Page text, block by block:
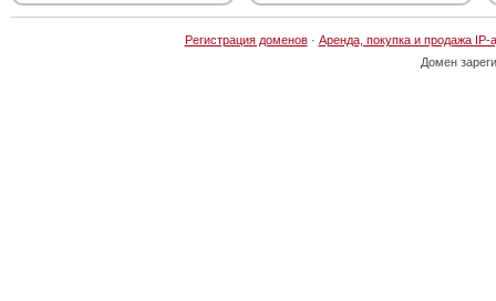
Регистрация доменов· Аренда, покупка и продажа IP-
Домен